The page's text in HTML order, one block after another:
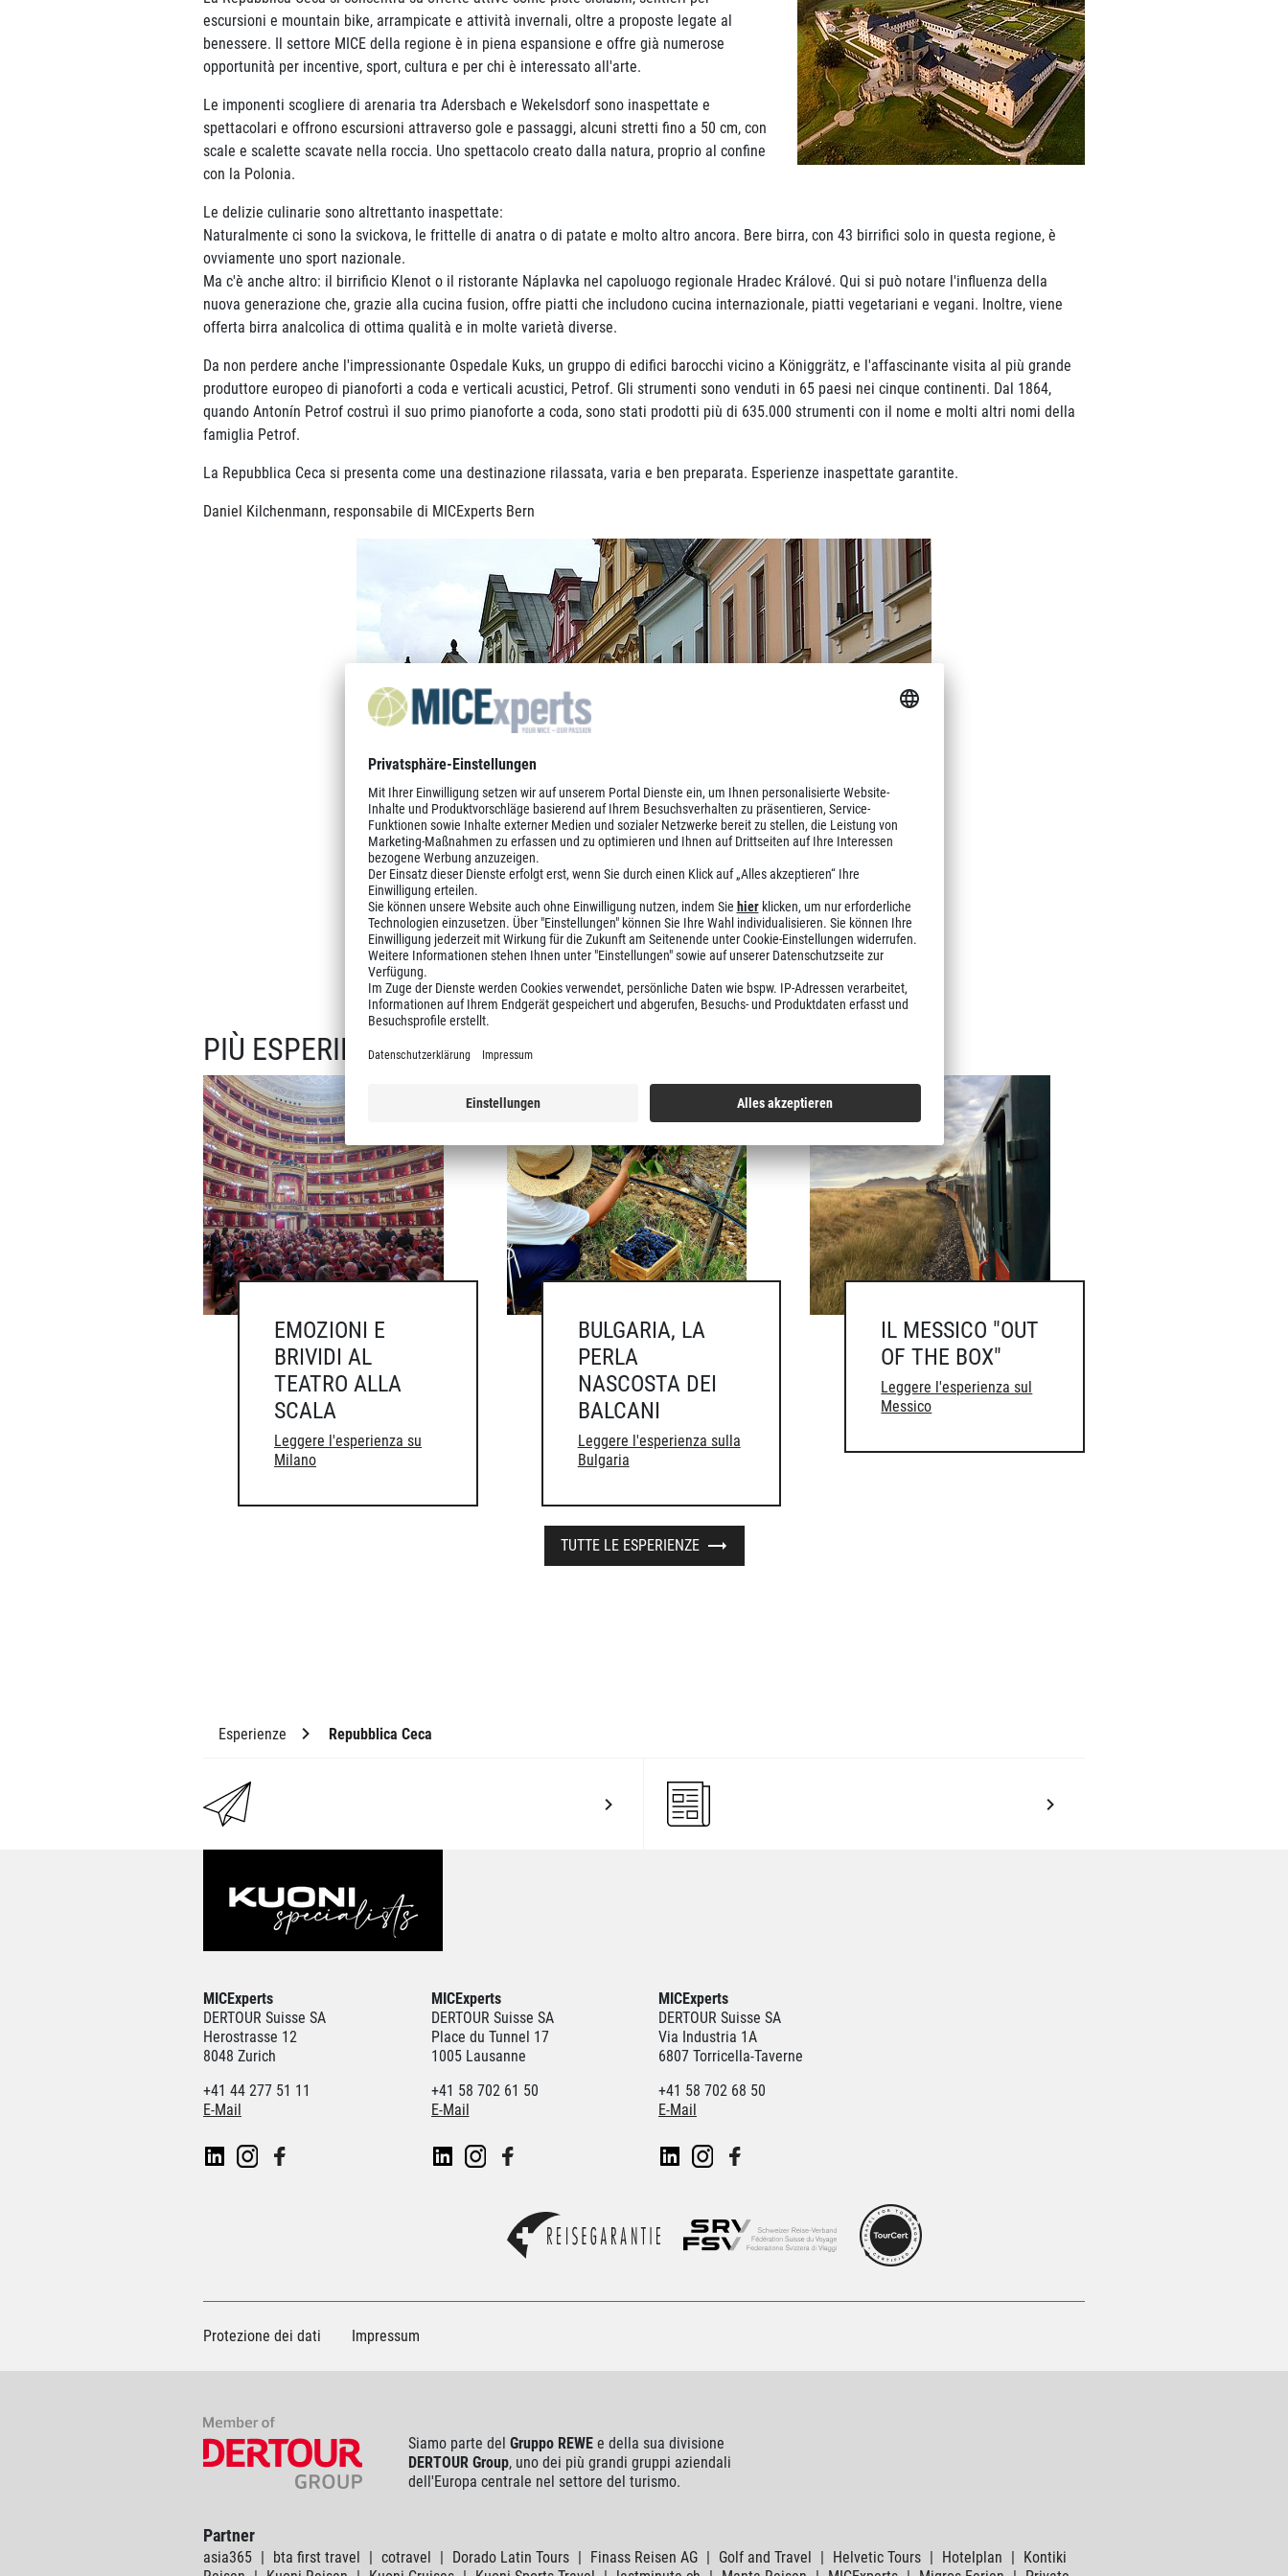
escursioni e mountain bike, arrampicate e attività invernali, oltre a proposte legate al
benessere. Il settore MICE della regione è in piena espansione e offre già numerose
opportunità per incentive, sport, cultura e per chi è interessato all'arte.
Le imponenti scogliere di arenaria tra Adersbach e Wekelsdorf sono inaspettate e
spettacolari e offrono escursioni attraverso gole e passaggi, alcuni stretti fino a 50 cm, con
scale e scalette scavate nella roccia. Uno spettacolo creato dalla natura, proprio al confine
con la Polonia.
Le delizie culinarie sono altrettanto inaspettate:
Naturalmente ci sono la svickova, le frittelle di anatra o di patate e molto altro ancora. Bere birra, con 43 birrifici solo in questa regione, è
ovviamente uno sport nazionale.
Ma c'è anche altro: il birrificio Klenot o il ristorante Náplavka nel capoluogo regionale Hradec Králové. Qui si può notare l'influenza della
nuova generazione che, grazie alla cucina fusion, offre piatti che includono cucina internazionale, piatti vegetariani e vegani. Inoltre, viene
offerta birra analcolica di ottima qualità e in molte varietà diverse.
Da non perdere anche l'impressionante Ospedale Kuks, un gruppo di edifici barocchi vicino a Königgrätz, e l'affascinante visita al più grande
produttore europeo di pianoforti a coda e verticali acustici, Petrof. Gli strumenti sono venduti in 65 paesi nei cinque continenti. Dal 1864,
quando Antonín Petrof costruì il suo primo pianoforte a coda, sono stati prodotti più di 635.000 strumenti con il nome e molti altri nomi della
famiglia Petrof.
La Repubblica Ceca si presenta come una destinazione rilassata, varia e ben preparata. Esperienze inaspettate garantite.
Daniel Kilchenmann, responsabile di MICExperts Bern
PIÙ ESPERIENZE
EMOZIONI E
BRIVIDI AL
TEATRO ALLA
SCALA
Leggere l'esperienza su
Milano
BULGARIA, LA
PERLA
NASCOSTA DEI
BALCANI
Leggere l'esperienza sulla
Bulgaria
IL MESSICO "OUT
OF THE BOX"
Leggere l'esperienza sul
Messico
TUTTE LE ESPERIENZE
Esperienze Repubblica Ceca
MICExperts
DERTOUR Suisse SA
Herostrasse 12
8048 Zurich
+41 44 277 51 11
E-Mail
MICExperts
DERTOUR Suisse SA
Place du Tunnel 17
1005 Lausanne
+41 58 702 61 50
E-Mail
MICExperts
DERTOUR Suisse SA
Via Industria 1A
6807 Torricella-Taverne
+41 58 702 68 50
E-Mail
Protezione dei dati Impressum
Siamo parte del Gruppo REWE e della sua divisione
DERTOUR Group, uno dei più grandi gruppi aziendali
dell'Europa centrale nel settore del turismo.
Partner
asia365 bta first travel cotravel Dorado Latin Tours Finass Reisen AG Golf and Travel Helvetic Tours Hotelplan
Kontiki